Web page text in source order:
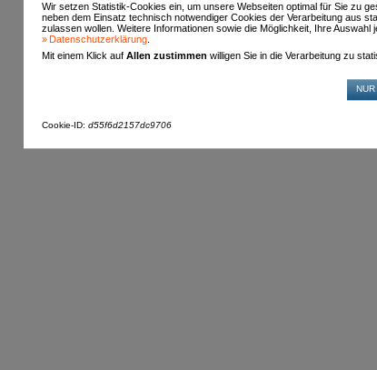
Wir setzen Statistik-Cookies ein, um unsere Webseiten optimal für Sie zu
neben dem Einsatz technisch notwendiger Cookies der Verarbeitung aus
zulassen wollen. Weitere Informationen sowie die Möglichkeit, Ihre
Datenschutzerklärung
Mit einem Klick auf Allen zustimmen willigen Sie in die Verarbeitung zu
Cookie-ID: d55f6d2157dc9706